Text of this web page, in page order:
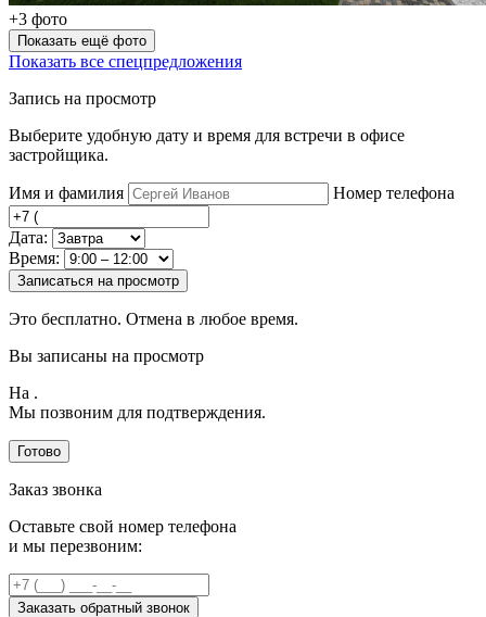
+3 фото
Показать ещё фото
Показать все спецпредложения
Запись на просмотр
Выберите удобную дату и время для встречи в офисе
застройщика.
Имя и фамилия Номер телефона
Дата:
Время:
Записаться на просмотр
Это бесплатно. Отмена в любое время.
Вы записаны на просмотр
На .
Мы позвоним для подтверждения.
Готово
Заказ звонка
Оставьте свой номер телефона
и мы перезвоним:
Заказать обратный звонок